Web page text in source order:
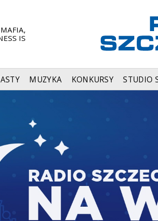
IS
MUZYKA KONKURSY STUDIO